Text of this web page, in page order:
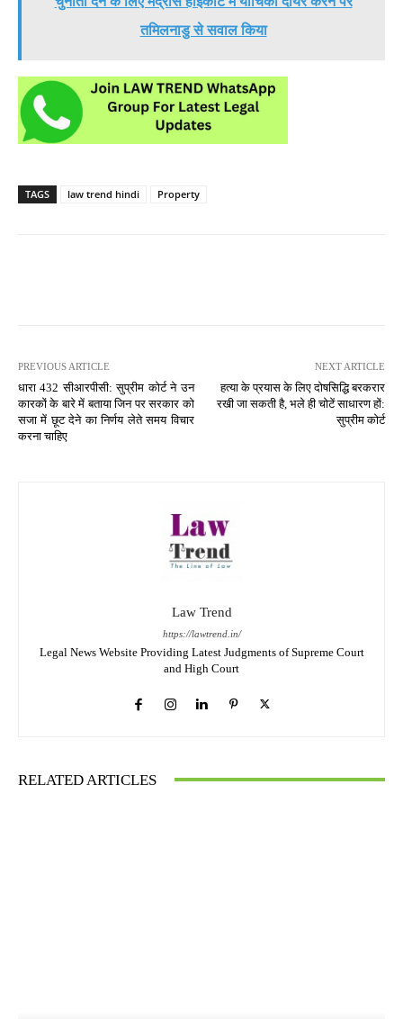
तमिलनाडु से सवाल किया
TAGS law trend hindi Property
PREVIOUS ARTICLE
धारा 432 सीआरपीसी: सुप्रीम कोर्ट ने उन
कारकों के बारे में बताया जिन पर सरकार को
सजा में छूट देने का निर्णय लेते समय विचार
करना चाहिए
NEXT ARTICLE
हत्या के प्रयास के लिए दोषसिद्धि बरकरार
रखी जा सकती है, भले ही चोटें साधारण हों:
सुप्रीम कोर्ट
Law Trend
https://lawtrend.in/
Legal News Website Providing Latest Judgments of Supreme Court
and High Court
RELATED ARTICLES